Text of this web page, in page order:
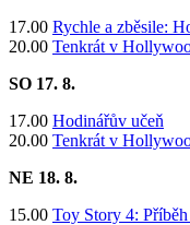
17.00 Rychle a zběsile:
20.00 Tenkrát v
SO 17. 8.
​17.00 Hodinářův učeň
20.00 Tenkrát v
NE 18. 8.
15.00 Toy Story 4: